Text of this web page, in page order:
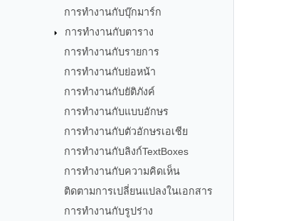
การทำงานกับบุ๊กมาร์ก
การทำงานกับตาราง
การทำงานกับรายการ
การทำงานกับย่อหน้า
การทำงานกับยัติภังค์
การทำงานกับแบบอักษร
การทำงานกับตัวอักษรเอเชีย
การทำงานกับลิงก์TextBoxes
การทำงานกับความคิดเห็น
ติดตามการเปลี่ยนแปลงในเอกสาร
การทำงานกับรูปร่าง